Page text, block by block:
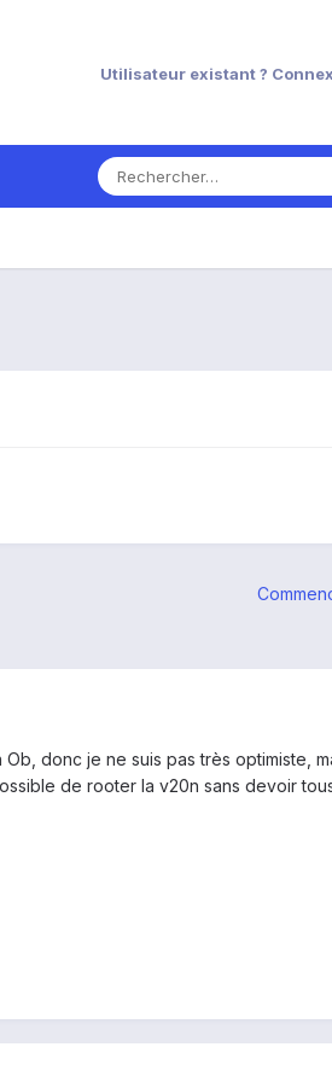
Utilisateur existant ?
donc je ne suis pas très optimiste,
de rooter la v20n sans devoir